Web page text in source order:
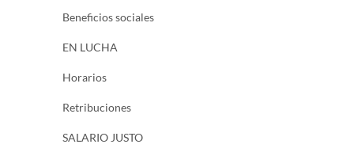
Beneficios sociales
EN LUCHA
Horarios
Retribuciones
SALARIO JUSTO